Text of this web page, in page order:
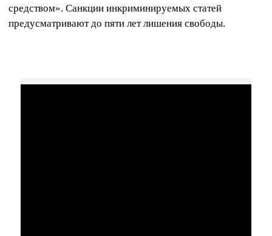
средством». Санкции инкриминируемых статей
предусматривают до пяти лет лишения свободы.